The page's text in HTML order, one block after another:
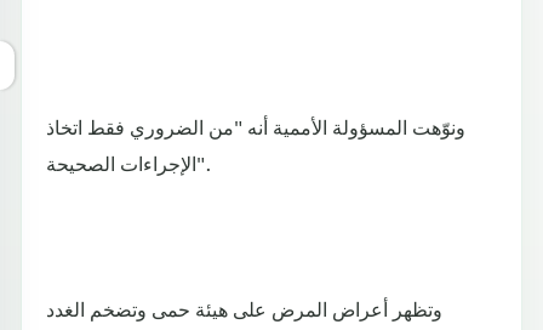
ونوّهت المسؤولة الأممية أنه "من الضروري فقط اتخاذ
الإجراءات الصحيحة".
وتظهر أعراض المرض على هيئة حمى وتضخم الغدد